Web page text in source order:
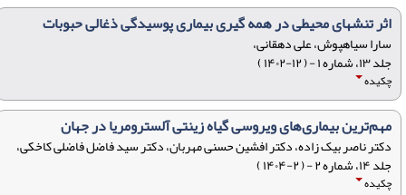
اثر تنشهای محیطی در همه گیری بیماری پوسیدگی ذغالی حبوبات
سارا سیاهپوش، علی دهقانی،
جلد ۱۳، شماره ۱ - ( ۱۲-۱۴۰۲ )
چکیده
مهم‌ترین بیماری‌های ویروسی گیاه زینتی آلسترومریا در جهان
دکتر ناصر بیک زاده، دکتر افشین حسنی‌ مهربان، دکتر سید فاضل فاضلی کاخکی،
جلد ۱۴، شماره ۲ - ( ۲-۱۴۰۴ )
چکیده